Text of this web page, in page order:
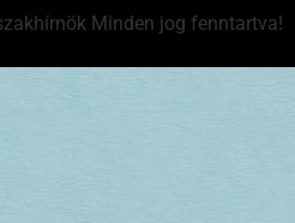
Minden jog fenntartva!